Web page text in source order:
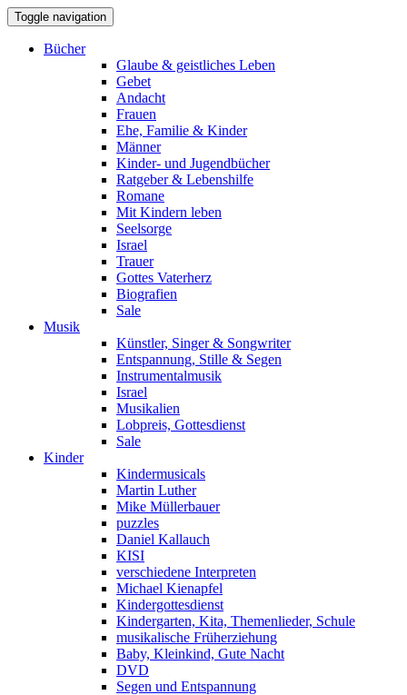
Toggle navigation
Bücher
Glaube & geistliches Leben
Gebet
Andacht
Frauen
Ehe, Familie & Kinder
Männer
Kinder- und Jugendbücher
Ratgeber & Lebenshilfe
Romane
Mit Kindern leben
Seelsorge
Israel
Trauer
Gottes Vaterherz
Biografien
Sale
Musik
Künstler, Singer & Songwriter
Entspannung, Stille & Segen
Instrumentalmusik
Israel
Musikalien
Lobpreis, Gottesdienst
Sale
Kinder
Kindermusicals
Martin Luther
Mike Müllerbauer
puzzles
Daniel Kallauch
KISI
verschiedene Interpreten
Michael Kienapfel
Kindergottesdienst
Kindergarten, Kita, Themenlieder, Schule
musikalische Früherziehung
Baby, Kleinkind, Gute Nacht
DVD
Segen und Entspannung